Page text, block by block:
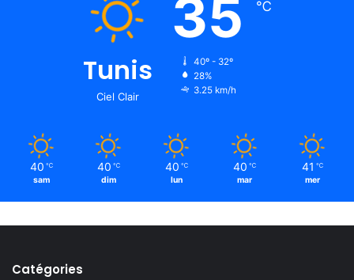
Tunis
Ciel Clair
35 ℃
40º - 32º
28%
3.25 km/h
40 ℃
sam
40 ℃
dim
40 ℃
lun
40 ℃
mar
41 ℃
mer
Catégories